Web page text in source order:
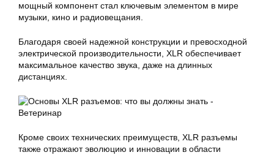
мощный компонент стал ключевым элементом в мире
музыки, кино и радиовещания.
Благодаря своей надежной конструкции и превосходной
электрической производительности, XLR обеспечивает
максимальное качество звука, даже на длинных
дистанциях.
Кроме своих технических преимуществ, XLR разъемы
также отражают эволюцию и инновации в области